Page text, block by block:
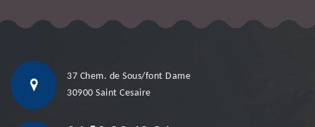
37 Chem. de Sous/font Dame
30900 Saint Cesaire